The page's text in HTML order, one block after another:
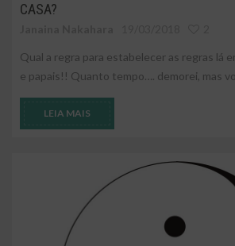
CASA?
Qual a regra para estabelecer as regras lá
e papais!! Quanto tempo…. demorei, mas
LEIA MAIS